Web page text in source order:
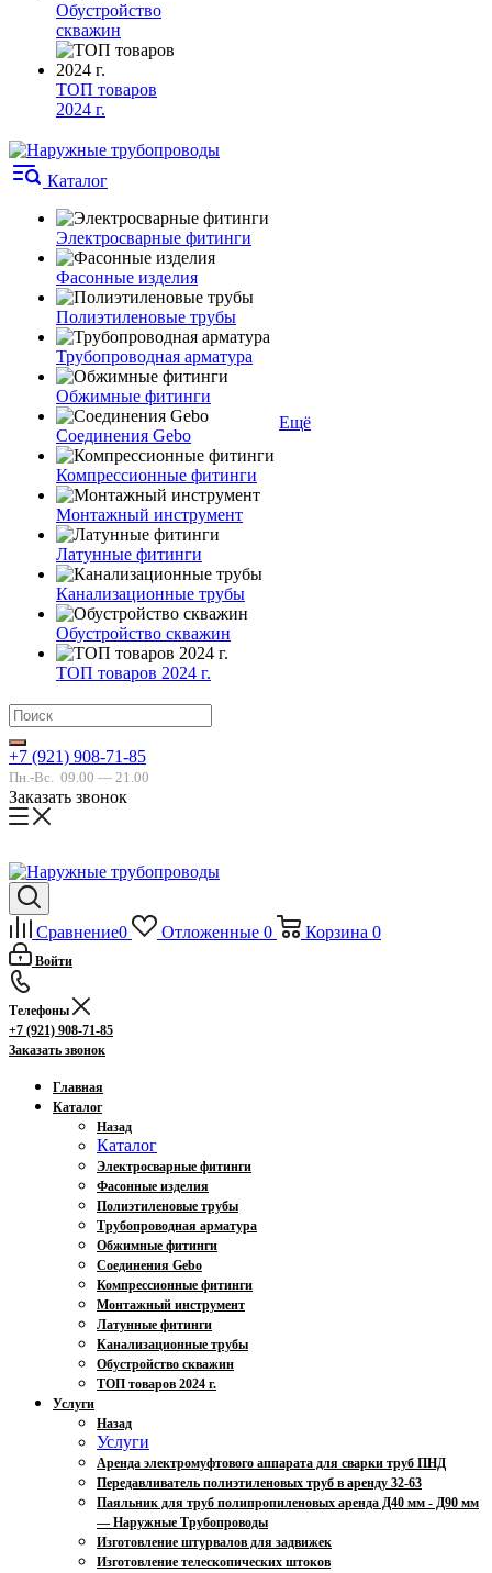
Обустройство
скважин
ТОП товаров
2024 г.
Каталог
Электросварные фитинги
Фасонные изделия
Полиэтиленовые трубы
Трубопроводная арматура
Обжимные фитинги
Соединения Gebo
Компрессионные фитинги
Монтажный инструмент
Латунные фитинги
Канализационные трубы
Обустройство скважин
ТОП товаров 2024 г.
Ещё
+7 (921) 908-71-85
Пн.-Вс. 09.00 — 21.00
Заказать звонок
Сравнение0 Отложенные 0 Корзина 0
Войти
Телефоны
+7 (921) 908-71-85
Заказать звонок
Главная
Каталог
Назад
Каталог
Электросварные фитинги
Фасонные изделия
Полиэтиленовые трубы
Трубопроводная арматура
Обжимные фитинги
Соединения Gebo
Компрессионные фитинги
Монтажный инструмент
Латунные фитинги
Канализационные трубы
Обустройство скважин
ТОП товаров 2024 г.
Услуги
Назад
Услуги
Аренда электромуфтового аппарата для сварки труб ПНД
Передавливатель полиэтиленовых труб в аренду 32-63
Паяльник для труб полипропиленовых аренда Д40 мм - Д90 мм
— Наружные Трубопроводы
Изготовление штурвалов для задвижек
Изготовление телескопических штоков